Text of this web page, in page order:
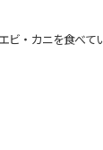
・カニを食べて